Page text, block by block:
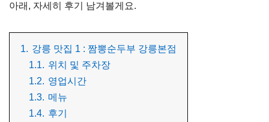
아래, 자세히 후기 남겨볼게요.
1. 강릉 맛집 1 : 짬뽕순두부 강릉본점
1.1. 위치 및 주차장
1.2. 영업시간
1.3. 메뉴
1.4. 후기